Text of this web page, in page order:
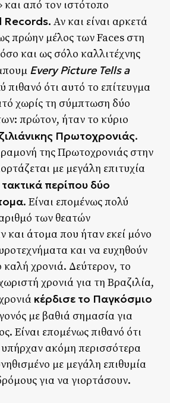
και από τον ιστότοπο
Records. Αν και είναι αρκετά
πρώην μέλος των Faces στη
όσο και ως σόλο καλλιτέχνης
Every Picture Tells a
πιθανό ότι αυτό το επίτευγμα
χωρίς τη σύμπτωση δύο
πρώτον, ήταν το κύριο
Πρωτοχρονιάς.
της Πρωτοχρονιάς στην
με μεγάλη επιτυχία
περίπου δύο
. Είναι επομένως πολύ
των θεατών
και άτομα που ήταν εκεί μόνο
και να ευχηθούν
καλή χρονιά. Δεύτερον, το
χρονιά για τη Βραζιλία,
κέρδισε το Παγκόσμιο
με βαθιά σημασία για
Είναι επομένως πιθανό ότι
υπήρχαν ακόμη περισσότερα
με μεγάλη επιθυμία
για να γιορτάσουν.